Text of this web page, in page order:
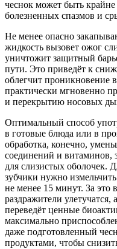
чеснок может быть
болезненных спазмов и
Не менее опасно
жидкость вызовет ожог
уничтожит защитный
пути. Это приведёт к
облегчит проникновение
практически мгновенно
и перекрытию носовых
Оптимальный способ
в готовые блюда или в
обработка, конечно,
соединений и витаминов,
для слизистых оболочек.
зубчики нужно
не менее 15 минут. За это
раздражители улетучатся,
переведёт ценные
максимально
даже подготовленный
продуктами, чтобы